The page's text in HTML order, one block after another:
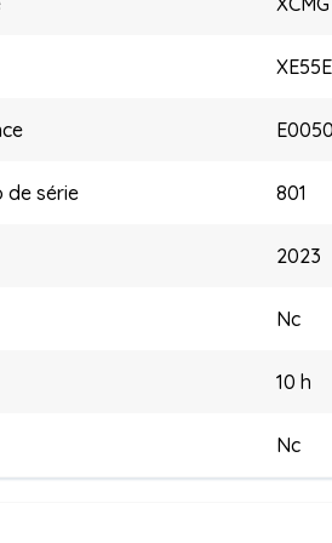
XE55E
de série 801
2023
Nc
10 h
Nc